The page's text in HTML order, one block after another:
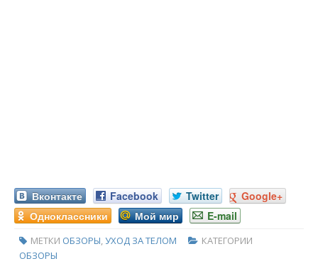
Вконтакте Facebook Twitter
Google+
Одноклассники
Мой мир E-mail
МЕТКИ ОБЗОРЫ,УХОД ЗА ТЕЛОМ
КАТЕГОРИИ
ОБЗОРЫ